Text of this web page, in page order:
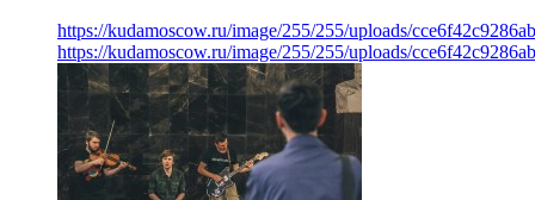
https://kudamoscow.ru/image/255/255/uploads/
https://kudamoscow.ru/image/255/255/uploads/